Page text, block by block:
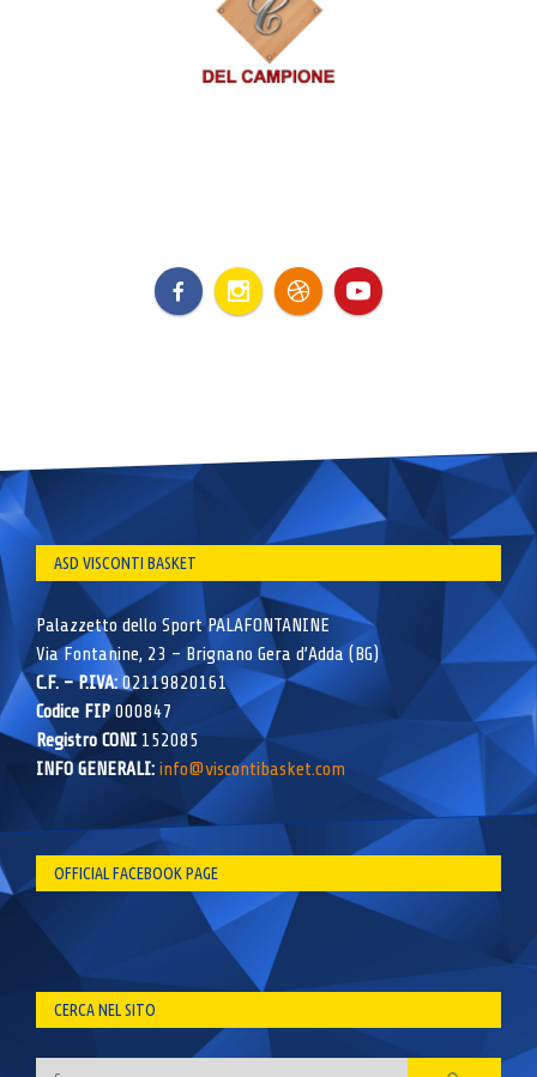
ASD VISCONTI BASKET
Palazzetto dello Sport PALAFONTANINE
Via Fontanine, 23 – Brignano Gera d’Adda (BG)
C.F. – P.IVA:02119820161
Codice FIP000847
Registro CONI 152085
INFO GENERALI: info@viscontibasket.com
OFFICIAL FACEBOOK PAGE
CERCA NEL SITO
Ricerca